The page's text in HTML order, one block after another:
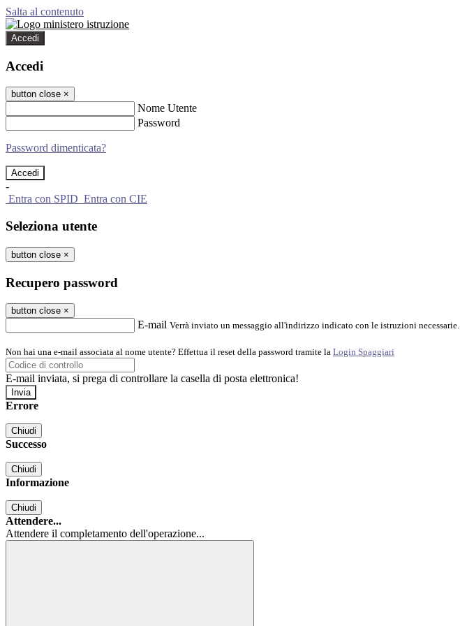
Salta al contenuto
Accedi
Accedi
button close ×
Nome Utente
Password
Password dimenticata?
-
Entra con SPID Entra con CIE
Seleziona utente
button close ×
Recupero password
button close ×
E-mail Verrà inviato un messaggio all'indirizzo indicato con le istruzioni necessarie.
Non hai una e-mail associata al nome utente? Effettua il reset della password tramite la Login Spaggiari
E-mail inviata, si prega di controllare la casella di posta elettronica!
Errore
Chiudi
Successo
Chiudi
Informazione
Chiudi
Attendere...
Attendere il completamento dell'operazione...